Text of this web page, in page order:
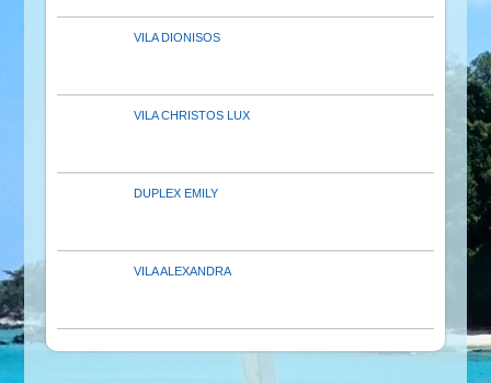
VILA DIONISOS
VILA CHRISTOS LUX
DUPLEX EMILY
VILA ALEXANDRA